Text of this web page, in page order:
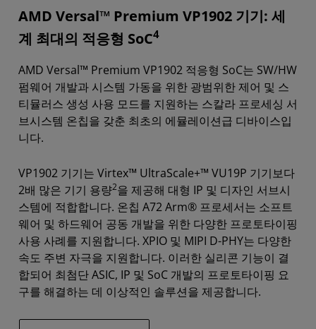
AMD Versal™ Premium VP1902 기기: 세
계 최대의 적응형 SoC4
AMD Versal™ Premium VP1902 적응형 SoC는 SW/HW
펌웨어 개발과 시스템 가동을 위한 광범위한 제어 및 스
티뮬러스 생성 사용 모드를 지원하는 스칼라 프로세싱 서
브시스템 온칩을 갖춘 최초의 에뮬레이션급 디바이스입
니다.
VP1902 기기는 Virtex™ UltraScale+™ VU19P 기기보다
2배 많은 기기 용량2을 제공해 대형 IP 및 디자인 서브시
스템에 적합합니다. 온칩 A72 Arm® 프로세서는 소프트
웨어 및 하드웨어 공동 개발을 위한 다양한 프로토타이핑
사용 사례를 지원합니다. XPIO 및 MIPI D-PHY는 다양한
속도 주변 자극을 지원합니다. 이러한 실리콘 기능이 결
합되어 최첨단 ASIC, IP 및 SoC 개발의 프로토타이핑 요
구를 해결하는 데 이상적인 솔루션을 제공합니다.